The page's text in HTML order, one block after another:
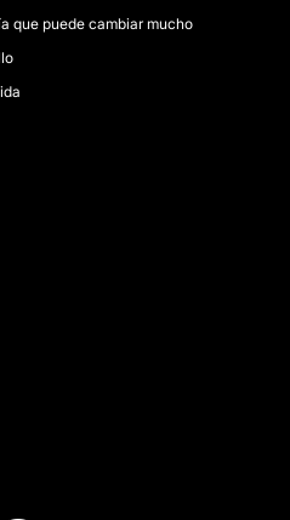
que puede cambiar mucho